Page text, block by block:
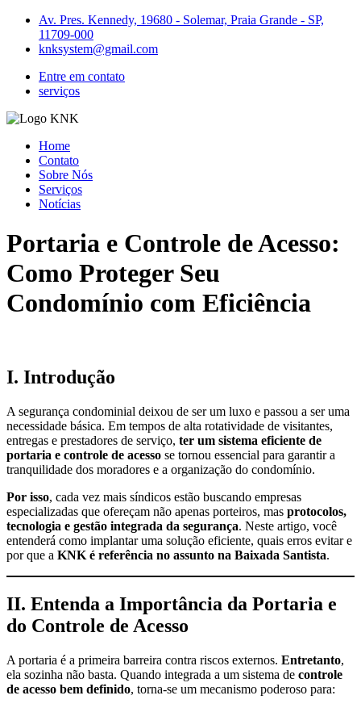
Av. Pres. Kennedy, 19680 - Solemar, Praia Grande - SP,
11709-000
knksystem@gmail.com
Entre em contato
serviços
Home
Contato
Sobre Nós
Serviços
Notícias
Portaria e Controle de Acesso:
Como Proteger Seu
Condomínio com Eficiência
I. Introdução
A segurança condominial deixou de ser um luxo e passou a ser uma
necessidade básica. Em tempos de alta rotatividade de visitantes,
entregas e prestadores de serviço, ter um sistema eficiente de
portaria e controle de acesso se tornou essencial para garantir a
tranquilidade dos moradores e a organização do condomínio.
Por isso, cada vez mais síndicos estão buscando empresas
especializadas que ofereçam não apenas porteiros, mas protocolos,
tecnologia e gestão integrada da segurança. Neste artigo, você
entenderá como implantar uma solução eficiente, quais erros evitar e
por que a KNK é referência no assunto na Baixada Santista.
II. Entenda a Importância da Portaria e
do Controle de Acesso
A portaria é a primeira barreira contra riscos externos. Entretanto,
ela sozinha não basta. Quando integrada a um sistema de controle
de acesso bem definido, torna-se um mecanismo poderoso para: